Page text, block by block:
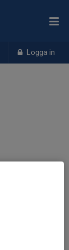
Logga in